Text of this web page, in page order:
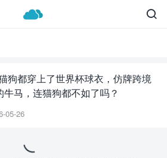

狗都穿上了世界杯球衣，仿牌跨境
牛马，连猫狗都不如了吗？
05-26